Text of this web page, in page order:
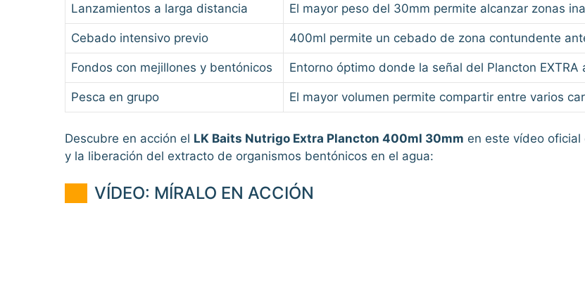
Lanzamientos a larga distancia El mayor peso del 30mm permite alcanzar zonas
Cebado intensivo previo 400ml permite un cebado de zona contundente
Fondos con mejillones y bentónicos Entorno óptimo donde la señal del Plancton
Pesca en grupo El mayor volumen permite compartir entre varios
Descubre en acción el LK Baits Nutrigo Extra Plancton 400ml 30mm en este vídeo oficial
y la liberación del extracto de organismos bentónicos en el agua:
VÍDEO: MÍRALO EN ACCIÓN